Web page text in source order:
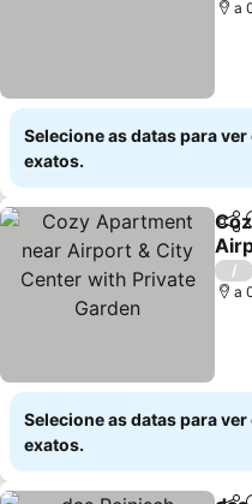
a
Selecione as datas para
exatos.
/
a
Selecione as datas para
exatos.